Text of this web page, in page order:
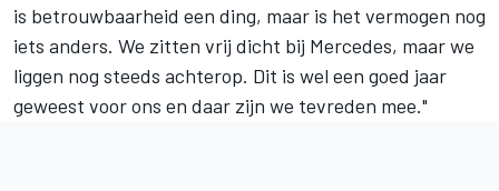
is betrouwbaarheid een ding, maar is het vermogen nog
iets anders. We zitten vrij dicht bij Mercedes, maar we
liggen nog steeds achterop. Dit is wel een goed jaar
geweest voor ons en daar zijn we tevreden mee."